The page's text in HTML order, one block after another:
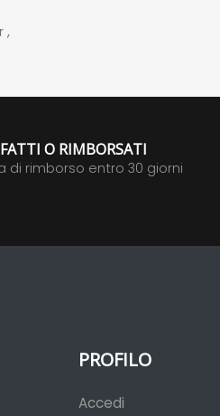
,
O RIMBORSATI
di rimborso entro 30 giorni
PROFILO
Accedi